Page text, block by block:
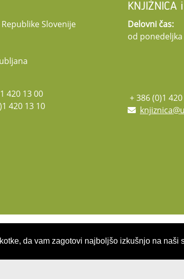
da vam zagotovi najboljšo izkušnjo na naši
Slovenije
420 13 00
420 13 10
KNJIŽNICA
Delovni čas:
od ponedeljka
+ 386 (0)1